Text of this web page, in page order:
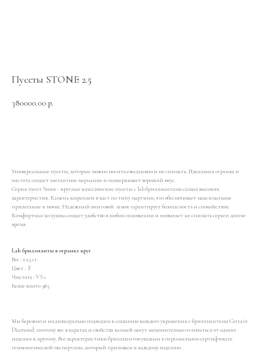
Пусеты STONE 2.5
380000.00 р.
Универсальные пусеты, которые можно носить ежедневно и не снимать. Идеальная огранка и
чистота создает элегантное мерцание и подчеркивает хороший вкус.
Серия пусет Stone - круглые классические пусеты с lab бриллиантами самых высоких
характеристик. Камень закреплен в каст по типу мартини, что обеспечивает максимальное
прилегание к мочке. Надежный винтовой замок гарантирует безопасность и спокойствие.
Комфортная заглушка создает удобство в любом положении и позволяет не снимать серьги долгое
время
Lab бриллианты в огранке круг
Вес : 2.25 сt
Цвет : F
Чистота : VS 1
Белое золото 585
Мы бережно и индивидуально подходим к созданию каждого украшения с бриллиантами Certain
Diamond, поэтому вес в каратах и свойства камней могут незначительно отличаться от одного
изделия к другому. Все характеристики бриллиантов указаны в персональном сертификате
геммологической экспертизы, который приложен к каждому изделию.